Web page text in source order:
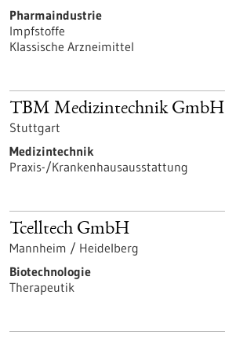
Pharmaindustrie
Impfstoffe
Klassische Arzneimittel
TBM Medizintechnik GmbH
Stuttgart
Medizintechnik
Praxis-/Krankenhausausstattung
Tcelltech GmbH
Mannheim / Heidelberg
Biotechnologie
Therapeutik